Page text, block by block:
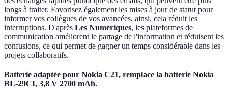
longs à traiter. Favorisez également les mises à jour de statut pour
informer vos collègues de vos avancées, ainsi, cela réduit les
interruptions. D'après Les Numériques, les plateformes de
communication améliorent le partage de l'information et réduisent les
confusions, ce qui permet de gagner un temps considérable dans les
projets collaboratifs.
Batterie adaptée pour Nokia C21, remplace la batterie Nokia
BL-29CI, 3,8 V 2700 mAh.